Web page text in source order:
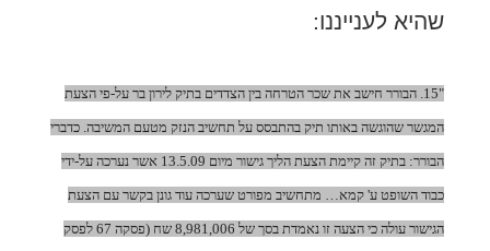
שהיא לענייננו:
"15. הבורר חישב את שכר הטרחה בין הצדדים בתיק לירון בר על-פי הצעת
המגשר שהוגשה באותו תיק בהתבסס על תחשיב הנזק מטעם המשיבה. כדברי
הבורר: בתיק זה קיימת הצעת הליך גישור מיום 13.5.09 אשר נערכה על-ידי
כבוד השופט ע' קמא… מתחשיב מפורט שערכה עוד גונן בקשר עם הצעת
הגישור עולה כי הצעה זו נאמדת בסך של 8,981,006 שח (פסקה 67 לפסק